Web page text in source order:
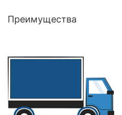
Преимущества